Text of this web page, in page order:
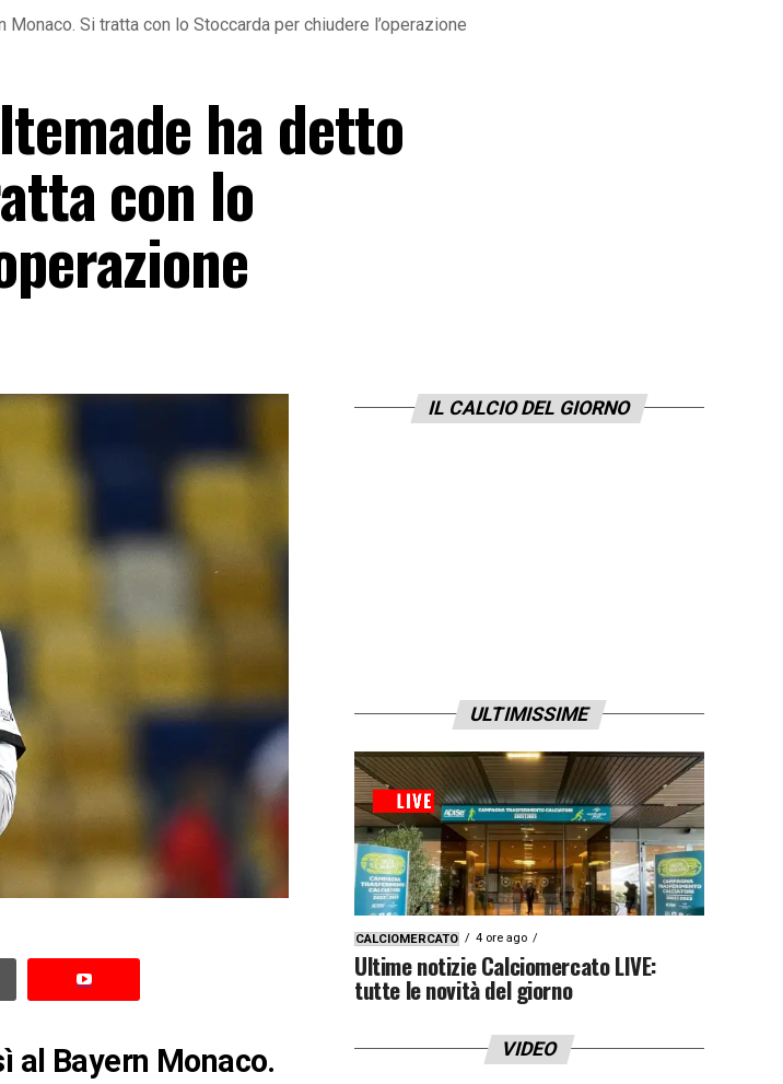
Si tratta con lo Stoccarda per chiudere l’operazione
ha detto
con lo
al Bayern Monaco.
IL CALCIO DEL GIORNO
ULTIMISSIME
CALCIOMERCATO 4 ore ago
Ultime notizie Calciomercato LIVE:
tutte le novità del giorno
VIDEO